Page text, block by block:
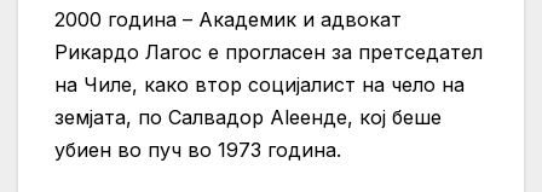
2000 година – Академик и адвокат
Рикардо Лагос е прогласен за претседател
на Чиле, како втор социјалист на чело на
земјата, по Салвадор Аleенде, кој беше
убиен во пуч во 1973 година.